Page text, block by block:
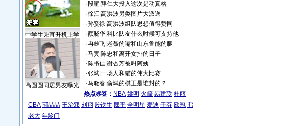
中学生乘直升机上学
高圆圆同居男友曝光
·段暄 拜仁大投入这次是动真格
·徐江| 高洪波另类图片大派送
·孙贤禄| 高洪波组队思想值得赞同
·颜晓华| 科比队友什么时候可支持他
·冉雄飞| 老聂的嘴和山东鲁能的腿
·马寅| 陈忠和离开女排的日子
·陈书佳| 谢杏芳被叫阿姨
·张斌| 一场人和猫的伟大比赛
·马晓春| 俞斌的棋王是谁封的？
热点标签： NBA 姚明 火箭 易建联 杜丽
CBA 郭晶晶 王治郅 刘翔 殷铁生 郎平 全明星 麦迪 于芬 欧冠 弗
老大 年龄门